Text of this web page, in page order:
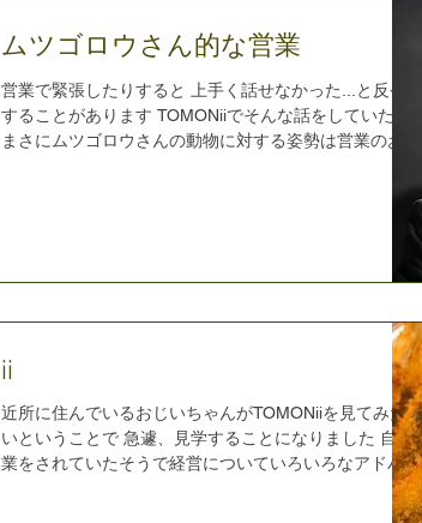
ムツゴロウさん的な営業
営業で緊張したりすると 上手く話せなかった...と反省
することがあります TOMONiiでそんな話をしていたら
まさにムツゴロウさんの動物に対する姿勢は営業のお手
もムツゴロウさんはいつも心をオープンにして向き合っ
ii
近所に住んでいるおじいちゃんがTOMONiiを見てみた
いということで 急遽、見学することになりました 自営
業をされていたそうで経営についていろいろなアドバイ
スをしてくださいました ９０歳を超えていても経営者